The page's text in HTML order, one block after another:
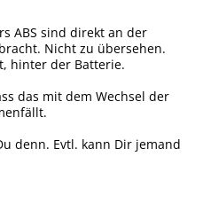
ABS sind direkt an der
Nicht zu übersehen.
hinter der Batterie.
das mit dem Wechsel der
denn. Evtl. kann Dir jemand